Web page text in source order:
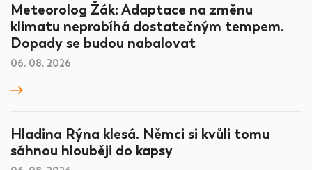
Meteorolog Žák: Adaptace na změnu
klimatu neprobíhá dostatečným tempem.
Dopady se budou nabalovat
06. 08. 2026
Hladina Rýna klesá. Němci si kvůli tomu
sáhnou hlouběji do kapsy